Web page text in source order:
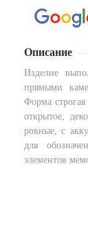
Описание
Изделие
прямыми
Форма
открытое,
ровные, с
для
элементов